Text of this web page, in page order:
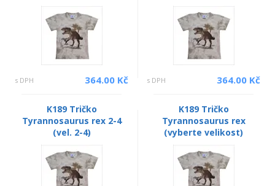
s DPH 364.00 Kč s DPH 364.00 Kč
K189 Tričko
Tyrannosaurus rex 2-4
(vel. 2-4)
K189 Tričko
Tyrannosaurus rex
(vyberte velikost)